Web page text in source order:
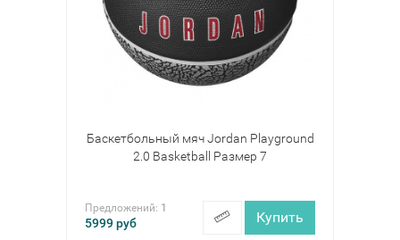
Баскетбольный мяч Jordan Playground
2.0 Basketball Размер 7
Предложений: 1
5999руб Купить